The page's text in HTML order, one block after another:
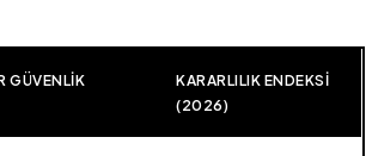
GÜVENLIK
KARARLILIK ENDEKSI
(2026)